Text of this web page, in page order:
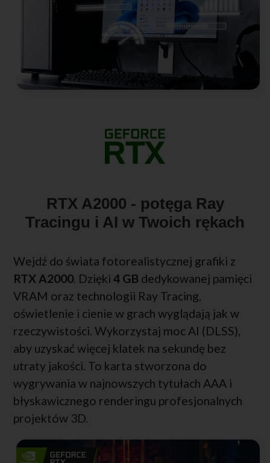
RTX A2000 - potęga Ray
Tracingu i AI w Twoich rękach
Wejdź do świata fotorealistycznej grafiki z
RTX A2000. Dzięki 4 GB dedykowanej pamięci
VRAM oraz technologii Ray Tracing,
oświetlenie i cienie w grach wyglądają jak w
rzeczywistości. Wykorzystaj moc AI (DLSS),
aby uzyskać więcej klatek na sekundę bez
utraty jakości. To karta stworzona do
wygrywania w najnowszych tytułach AAA i
błyskawicznego renderingu profesjonalnych
projektów 3D.